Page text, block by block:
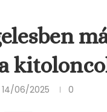
14/06/2025 0